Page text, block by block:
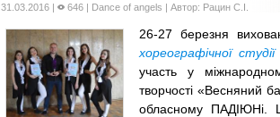
31.03.2016 | 646 | Dance of angels | Автор: Рацин С.І.
26-27 березня
хореографічної студії
участь у
творчості «Весняний
обласному ПАДІЮНі.